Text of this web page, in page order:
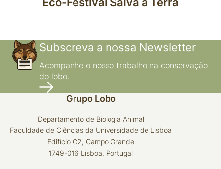
Eco-Festival Salva a Terra
Subscreva a nossa Newsletter
Acompanhe o nosso trabalho na conservação
do lobo.
Grupo Lobo
Departamento de Biologia Animal
Faculdade de Ciências da Universidade de Lisboa
Edifício C2, Campo Grande
1749-016 Lisboa, Portugal